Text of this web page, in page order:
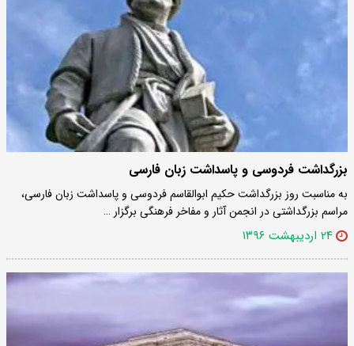
بزرگداشت فردوسی و پاسداشت زبان فارسی
به مناسبت روز بزرگداشت حکیم ابوالقاسم فردوسی و پاسداشت زبان فارسی،
مراسم بزرگداشتی در انجمن آثار و مفاخر فرهنگی برگزار …
۲۴ اردیبهشت ۱۳۹۶